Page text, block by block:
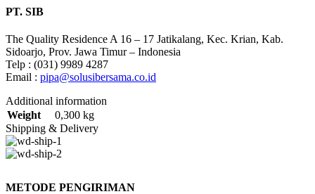
PT. SIB
The Quality Residence A 16 – 17 Jatikalang, Kec. Krian, Kab.
Sidoarjo, Prov. Jawa Timur – Indonesia
Telp : (031) 9989 4287
Email : pipa@solusibersama.co.id
Additional information
Weight
0,300 kg
Shipping & Delivery
METODE PENGIRIMAN